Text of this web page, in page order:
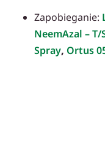
Zapobieganie:
NeemAzal – T/
Spray, Ortus